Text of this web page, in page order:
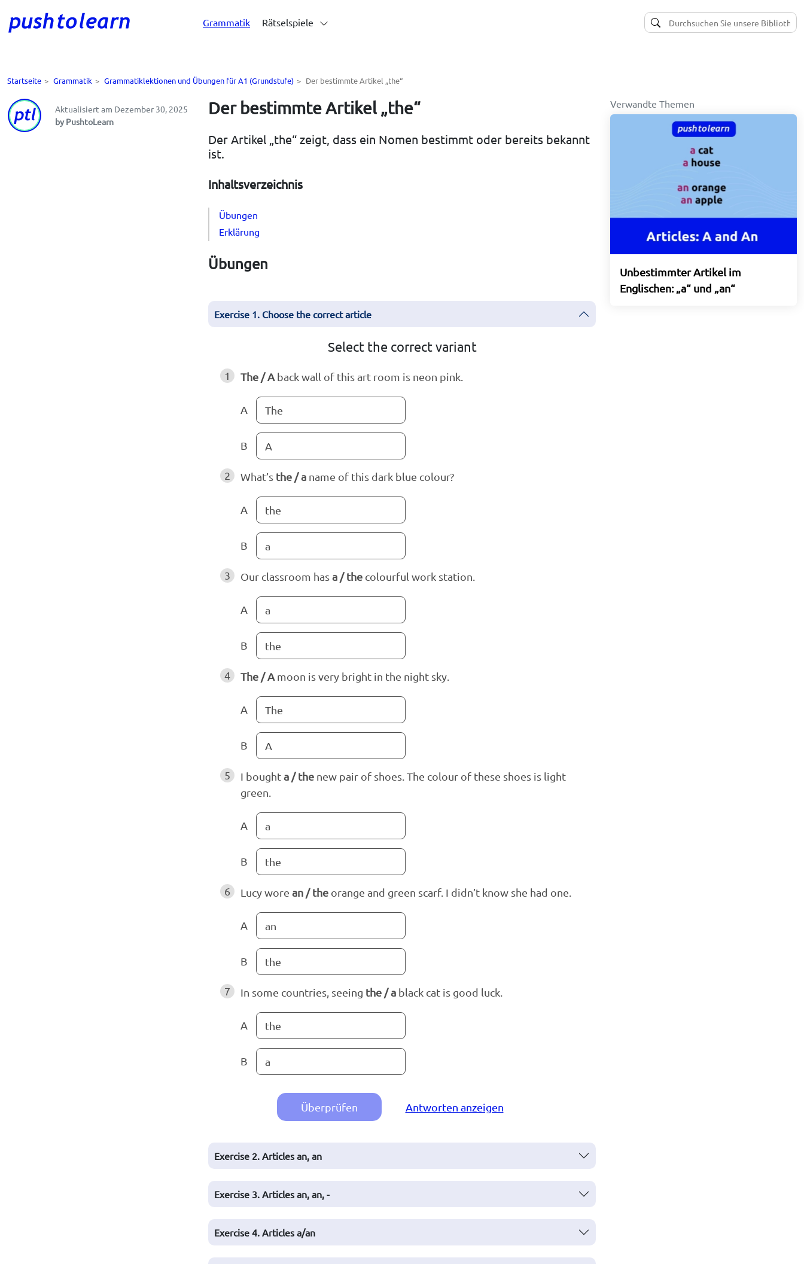
Grammatik Rätselspiele
Startseite > Grammatik > Grammatiklektionen und Übungen für A1 (Grundstufe) > Der bestimmte Artikel „the“
Aktualisiert am Dezember 30, 2025
by PushtoLearn
Der bestimmte Artikel „the“
Der Artikel „the“ zeigt, dass ein Nomen bestimmt oder bereits bekannt
ist.
Inhaltsverzeichnis
Übungen
Erklärung
Übungen
Exercise 1. Choose the correct article
Select the correct variant
1 The / A back wall of this art room is neon pink.
A The
B A
2 What’s the / a name of this dark blue colour?
A the
B a
3 Our classroom hasa / the colourful work station.
A a
B the
4 The / A moon is very bright in the night sky.
A The
B A
5 I boughta / the new pair of shoes. The colour of these shoes is light
green.
A a
B the
6 Lucy wore an / the orange and green scarf. I didn’t know she had one.
A an
B the
7 In some countries, seeing the / a black cat is good luck.
A the
B a
Überprüfen Antworten anzeigen
Exercise 2. Articles an, an
Exercise 3. Articles an, an, -
Exercise 4. Articles a/an
Verwandte Themen
Unbestimmter Artikel im
Englischen: „a“ und „an“